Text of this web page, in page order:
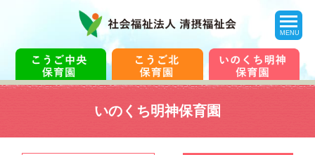
toggle
navigation
MENU
いのくち明神保育園